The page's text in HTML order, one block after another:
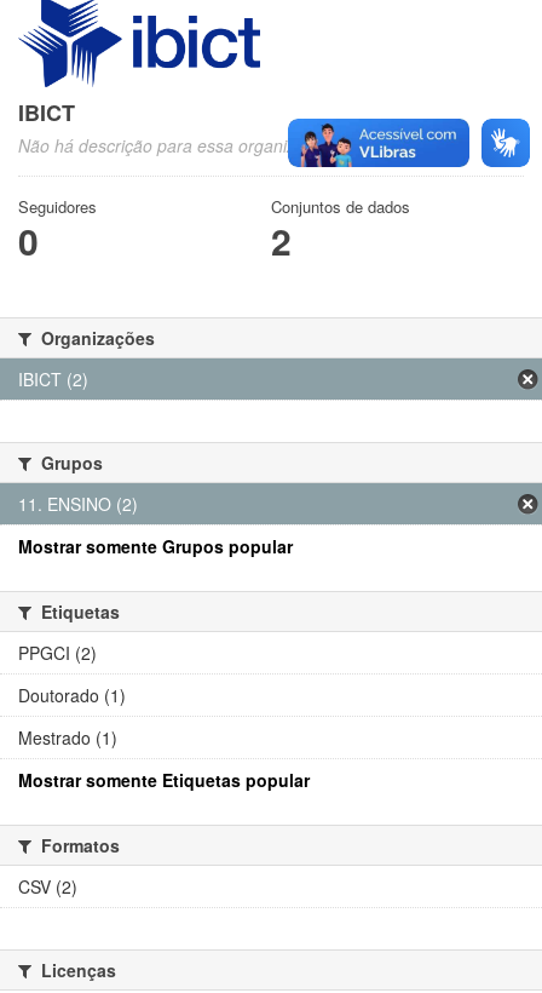
IBICT
Não há descrição para essa organização
Seguidores
0
Conjuntos de dados
2
Organizações
IBICT (2)
Grupos
11. ENSINO (2)
Mostrar somente Grupos popular
Etiquetas
PPGCI (2)
Doutorado (1)
Mestrado (1)
Mostrar somente Etiquetas popular
Formatos
CSV (2)
Licenças